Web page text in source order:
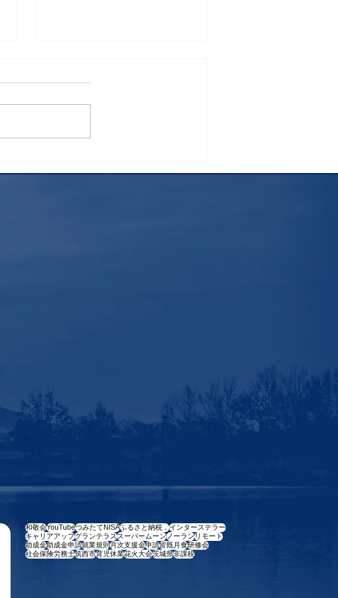
和敬会YouTubeつみたてNISAふるさと納税，インターステラー
キャリアアップグランテラススーパームーンノーランリモート
助成金助成金申請就業規則月次支援金申請皆既月食研修会
社会保険労務士筑西市育児休業花火大会茨城県非課税